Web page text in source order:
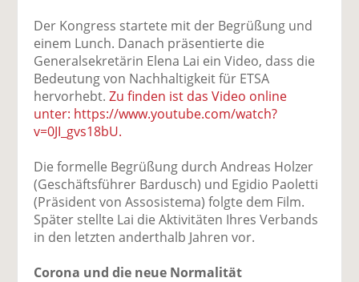
il
e
n
e
n
d
n
Der Kongress startete mit der Begrüßung und
einem Lunch. Danach präsentierte die
Generalsekretärin Elena Lai ein Video, dass die
Bedeutung von Nachhaltigkeit für ETSA
hervorhebt.Zu finden ist das Video online
unter: https://www.youtube.com/watch?
v=0JI_gvs18bU.
Die formelle Begrüßung durch Andreas Holzer
(Geschäftsführer Bardusch) und Egidio Paoletti
(Präsident von Assosistema) folgte dem Film.
Später stellte Lai die Aktivitäten Ihres Verbands
in den letzten anderthalb Jahren vor.
Corona und die neue Normalität